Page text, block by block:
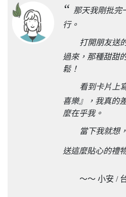
“ 那天我剛批完
行。
打開朋友送
過來，那種甜甜
鬆！
看到卡片上
喜樂』，我真的
麼在乎我。
當下我就想
送這麼貼心的禮
～～ 小安 /